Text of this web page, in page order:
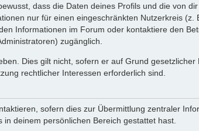
dass die Daten deines Profils und die von
nur für einen eingeschränkten Nutzerkreis (z.
Informationen im Forum oder kontaktiere den
zugänglich.
Dies gilt nicht, sofern er auf Grund gesetzlicher
rechtlicher Interessen erforderlich sind.
sofern dies zur Übermittlung zentraler
deinem persönlichen Bereich gestattet hast.